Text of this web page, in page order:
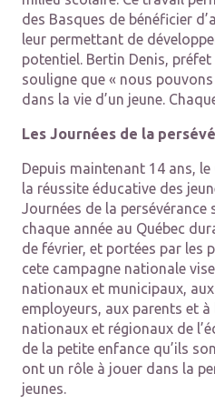
des Basques de bénéficier
leur permettant de
potentiel. Bertin Denis, préfet
souligne que « nous
dans la vie d’un jeune.
Les Journées de la
Depuis maintenant 14 ans,
la réussite éducative des
Journées de la persévérance
chaque année au Québec
de février, et portées par les
cete campagne nationale
nationaux et municipaux,
employeurs, aux parents et à
nationaux et régionaux de
de la petite enfance qu’ils
ont un rôle à jouer dans la
jeunes.